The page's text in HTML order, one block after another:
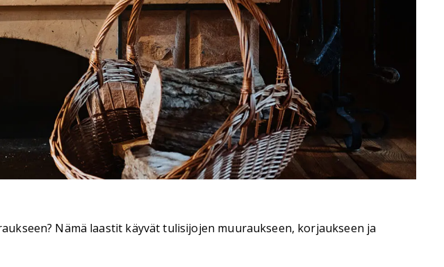
Nämä laastit käyvät tulisijojen muuraukseen, korjaukseen ja